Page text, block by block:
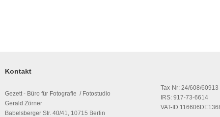
Kontakt
Gezett - Büro für Fotografie / Fotostudio
Gerald Zörner
Babelsberger Str. 40/41, 10715 Berlin
Tax-Nr: 24/608/60913
IRS: 917-73-6614
VAT-